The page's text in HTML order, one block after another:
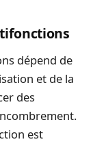
dépend de
et de la
des
est